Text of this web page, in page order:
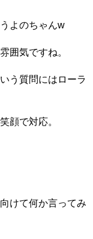
よのちゃんw
囲気ですね。
う質問にはローラ
顔で対応。
けて何か言ってみ